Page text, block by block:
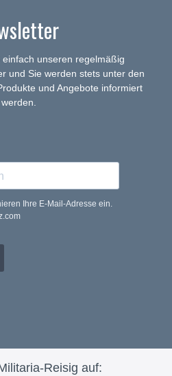
unseren regelmäßig
und Sie werden stets unter den
und Angebote informiert
werden.
Ihre E-Mail-Adresse ein.
Reisig auf: